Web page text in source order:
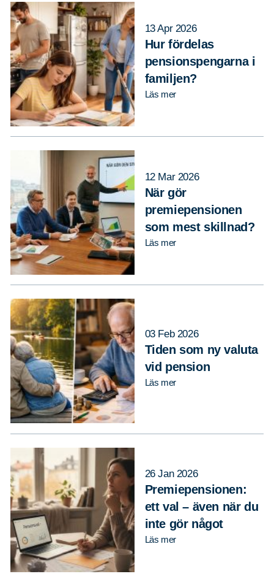
13 Apr 2026
Hur fördelas
pensionspengarna i
familjen?
Läs mer
12 Mar 2026
När gör
premiepensionen
som mest skillnad?
Läs mer
03 Feb 2026
Tiden som ny valuta
vid pension
Läs mer
26 Jan 2026
Premiepensionen:
ett val – även när du
inte gör något
Läs mer